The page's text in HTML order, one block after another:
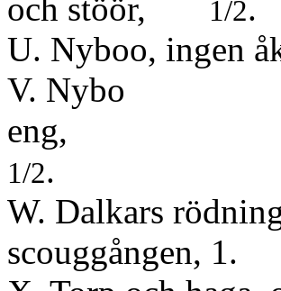
och stöör,
1/2.
U. Nyboo, ingen
V. Nybo
1/2.
W. Dalkars
scouggången, 1.